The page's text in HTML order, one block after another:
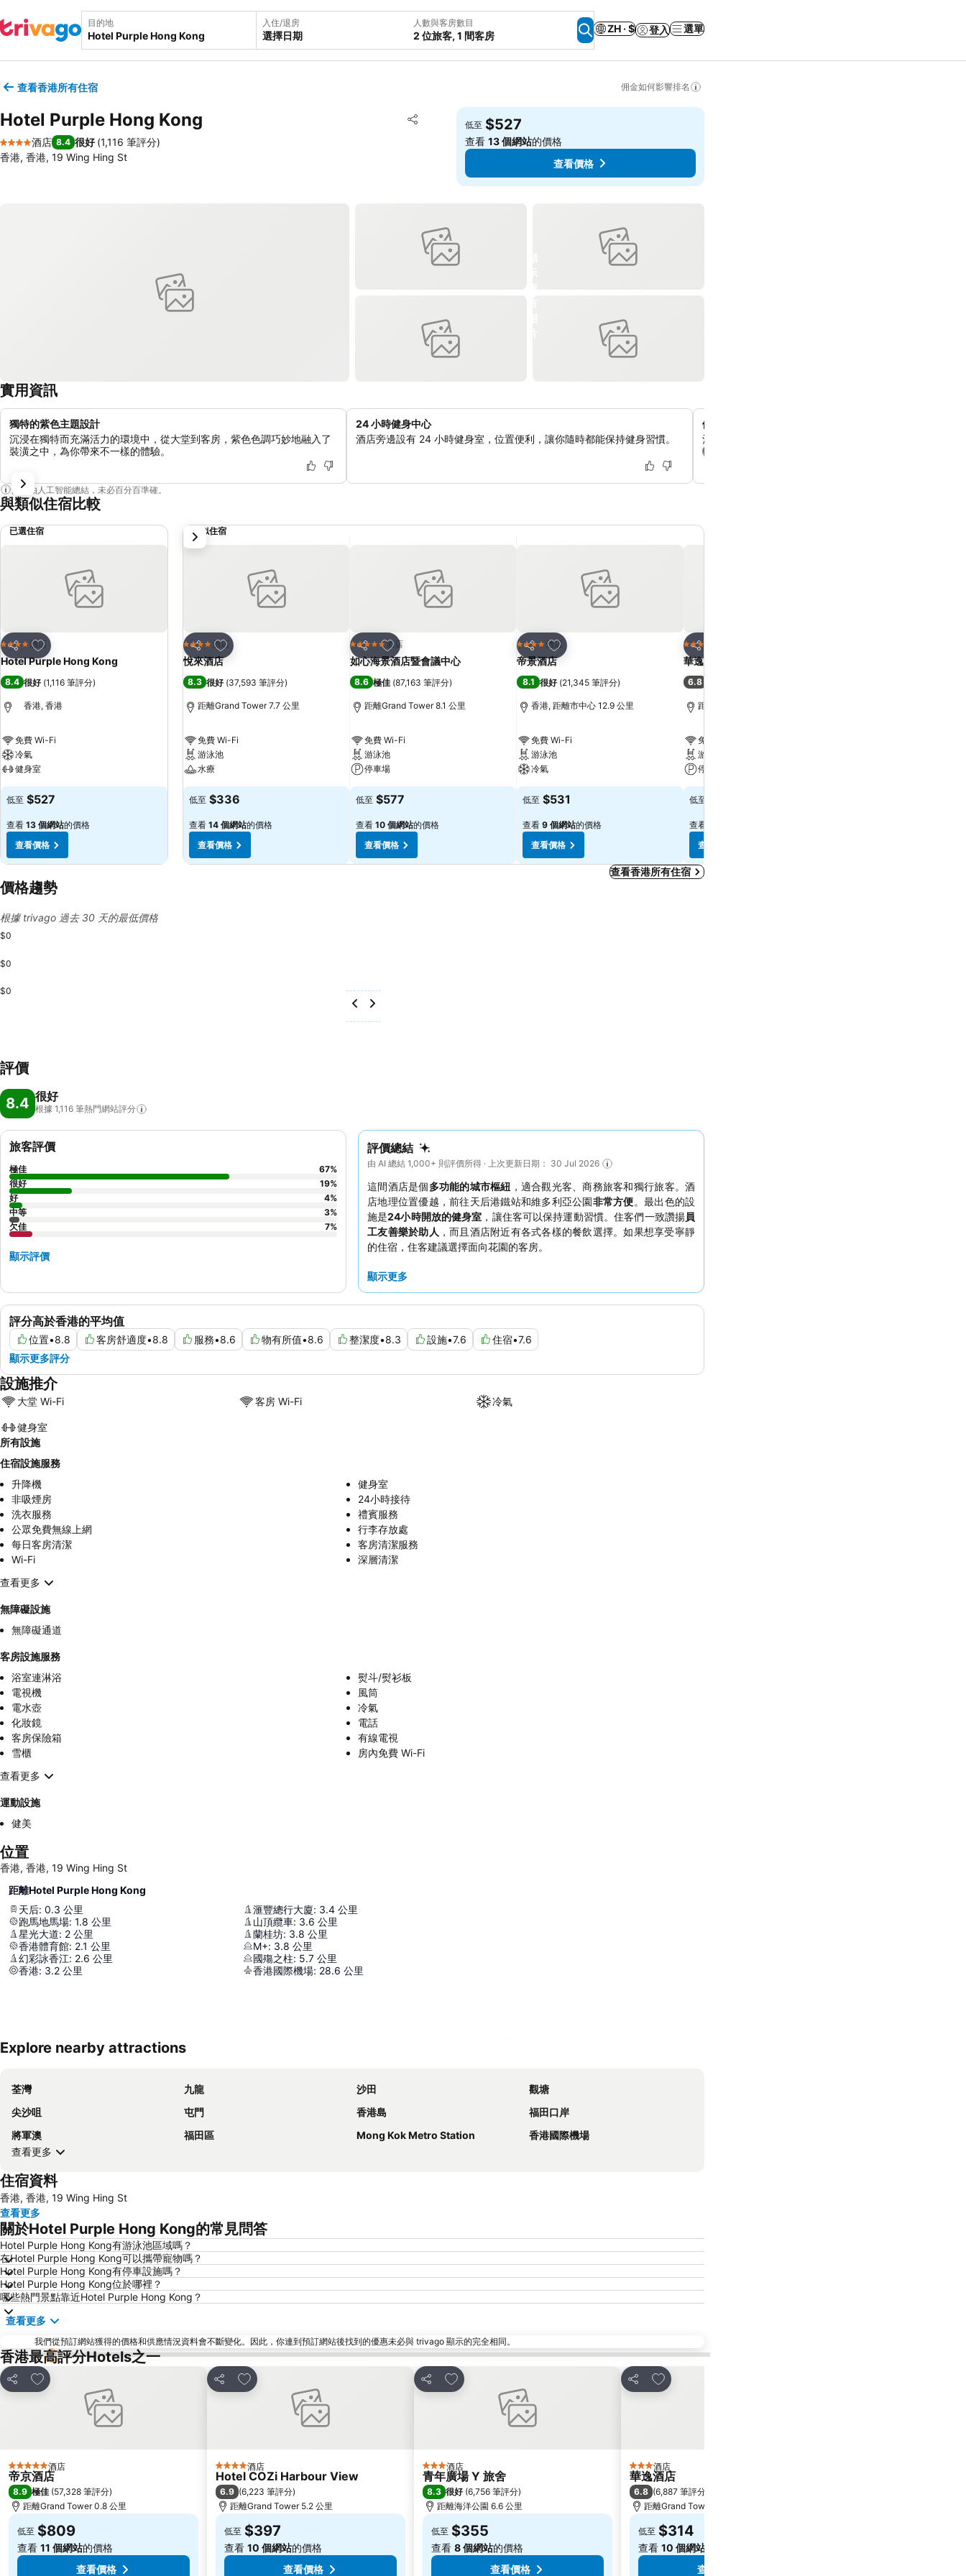
目的地 入住/退房
選擇日期
人數與客房數目
2 位旅客, 1 間客房
ZH · $ 登入 選單
查看香港所有住宿 佣金如何影響排名
Hotel Purple Hong Kong 分享
放到收藏夾
4 星級
酒店 8.4 很好 (1,116 筆評分)
香港, 香港, 19 Wing Hing St
低至 $527
查看13 個網站的價格
查看價格
實用資訊
獨特的紫色主題設計
沉浸在獨特而充滿活力的環境中，從大堂到客房，紫色色調巧妙地融入了
裝潢之中，為你帶來不一樣的體驗。
24 小時健身中心
酒店旁邊設有 24 小時健身室，位置便利，讓你隨時都能保持健身習慣。
便捷的公共交通
酒店距離天后港鐵站僅 5 分鐘步行路程，門外就有巴士站
輕鬆暢遊香港。
內容由人工智能總結，未必百分百準確。
與類似住宿比較
已選住宿
分享
放到收藏夾
4 星級 酒店
Hotel Purple Hong Kong
8.4 很好 (1,116 筆評分)
香港, 香港
免費 Wi-Fi
冷氣
健身室
低至 $527
查看 13 個網站的價格
查看價格
類似住宿
分享
放到收藏夾
4 星級 酒店
悅來酒店
8.3 很好 (37,593 筆評分)
距離Grand Tower 7.7 公里
免費 Wi-Fi
游泳池
水療
低至 $336
查看 14 個網站的價格
查看價格
分享
放到收藏夾
5 星級 酒店
如心海景酒店暨會議中心
8.6 極佳 (87,163 筆評分)
距離Grand Tower 8.1 公里
免費 Wi-Fi
游泳池
停車場
低至 $577
查看 10 個網站的價格
查看價格
分享
放到收藏夾
4 星級 酒店
帝景酒店
8.1 很好 (21,345 筆評分)
香港, 距離市中心 12.9 公里
免費 Wi-Fi
游泳池
冷氣
低至 $531
查看 9 個網站的價格
查看價格
分享
3 星級
華逸酒店
6.8
距離Grand Tower 6.7 公里
免費 Wi-Fi
游泳池
停車場
低至
查看
查看價格
下一步
查看香港所有住宿
價格趨勢
根據 trivago 過去 30 天的最低價格
$0
$0
$0
評價
8.4 很好
根據 1,116 筆熱門網站評分
評價總結
由 AI 總結 1,000+ 則評價所得 · 上次更新日期： 30 Jul 2026
這間酒店是個多功能的城市樞紐 ，適合觀光客、商務旅客和獨行旅客。酒
店地理位置優越，前往天后港鐵站和維多利亞公園非常方便。最出色的設
施是24小時開放的健身室 ，讓住客可以保持運動習慣。住客們一致讚揚員
工友善樂於助人 ，而且酒店附近有各式各樣的餐飲選擇。如果想享受寧靜
的住宿，住客建議選擇面向花園的客房。
顯示更多
評分高於香港的平均值
位置•8.8 客房舒適度•8.8 服務•8.6 物有所值•8.6 整潔度•8.3 設施•7.6 住宿•7.6
顯示更多評分
旅客評價
極佳 67%
很好
19%
好
4%
中等
3%
欠佳
7%
顯示評價
設施推介
大堂 Wi-Fi 客房 Wi-Fi 冷氣
健身室
所有設施
住宿設施服務
升降機
健身室
非吸煙房
24小時接待
洗衣服務
禮賓服務
公眾免費無線上網
行李存放處
每日客房清潔
客房清潔服務
Wi-Fi
深層清潔
查看更多
無障礙設施
無障礙通道
客房設施服務
浴室連淋浴
熨斗/熨衫板
電視機
風筒
電水壺
冷氣
化妝鏡
電話
客房保險箱
有線電視
雪櫃
房內免費 Wi-Fi
查看更多
運動設施
健美
位置
香港, 香港, 19 Wing Hing St
距離Hotel Purple Hong Kong
天后: 0.3 公里
跑馬地馬場: 1.8 公里
星光大道: 2 公里
香港體育館: 2.1 公里
幻彩詠香江: 2.6 公里
香港: 3.2 公里
滙豐總行大廈: 3.4 公里
山頂纜車: 3.6 公里
蘭桂坊: 3.8 公里
M+: 3.8 公里
國殤之柱: 5.7 公里
香港國際機場: 28.6 公里
Explore nearby attractions
荃灣 九龍 沙田
觀塘
尖沙咀
屯門 香港島
福田口岸
將軍澳
福田區 Mong Kok Metro Station
香港國際機場
查看更多
住宿資料
香港, 香港, 19 Wing Hing St
查看更多
關於Hotel Purple Hong Kong的常見問答
Hotel Purple Hong Kong有游泳池區域嗎？
在Hotel Purple Hong Kong可以攜帶寵物嗎？
Hotel Purple Hong Kong有停車設施嗎？
Hotel Purple Hong Kong位於哪裡？
哪些熱門景點靠近Hotel Purple Hong Kong？
查看更多
我們從預訂網站獲得的價格和供應情況資料會不斷變化。因此，你連到預訂網站後找到的優惠未必與 trivago 顯示的完全相同。
香港最高評分Hotels之一
分享
放到收藏夾
5 星級 酒店
帝京酒店
8.9 極佳 (57,328 筆評分)
距離Grand Tower 0.8 公里
低至 $809
查看 11 個網站的價格
查看價格
分享
放到收藏夾
4 星級 酒店
Hotel COZi Harbour View
6.9 (6,223 筆評分)
距離Grand Tower 5.2 公里
低至 $397
查看 10 個網站的價格
查看價格
分享
放到收藏夾
3 星級酒店
青年廣場 Y 旅舍
8.3 很好 (6,756 筆評分)
距離海洋公園 6.6 公里
低至 $355
查看 8 個網站的價格
查看價格
分享
放到收藏夾
3 星級酒店
華逸酒店
6.8 (6,887 筆評分
距離Grand Tower 6.7 公里
低至 $314
查看 10 個網站
查看價格